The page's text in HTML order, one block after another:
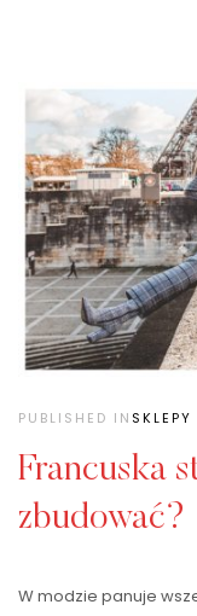
PUBLISHED IN SKLEPY
Francuska
zbudować?
W modzie panuje